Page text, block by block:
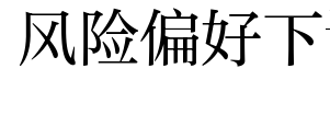
风险偏好